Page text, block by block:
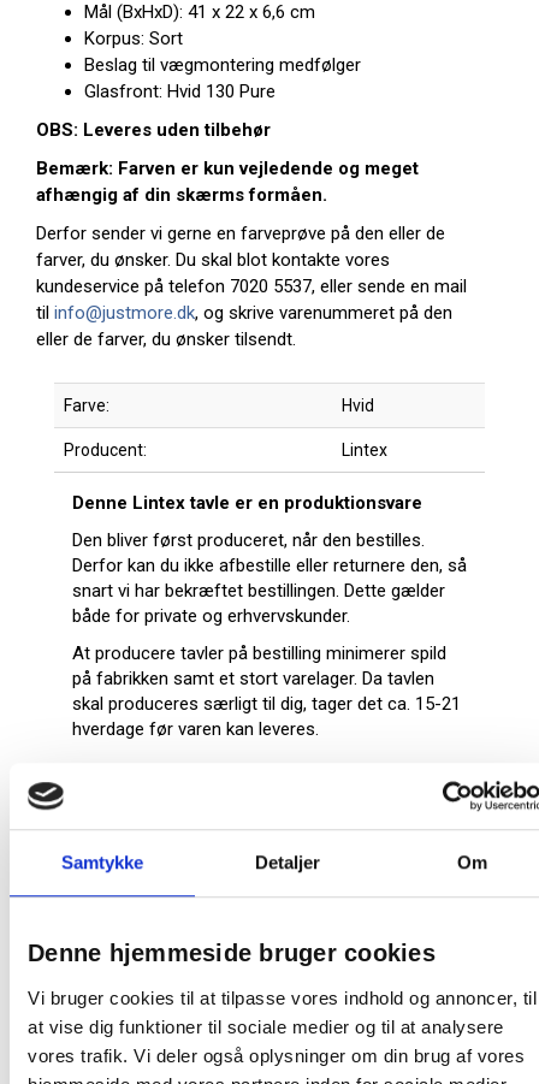
Samtykke Detaljer Om
Denne hjemmeside bruger cookies
Vi bruger cookies til at tilpasse vores indhold og annoncer, til
at vise dig funktioner til sociale medier og til at analysere
vores trafik. Vi deler også oplysninger om din brug af vores
Mål (BxHxD): 41 x 22 x 6,6 cm
Korpus: Sort
Beslag til vægmontering medfølger
Glasfront: Hvid 130 Pure
OBS: Leveres uden tilbehør
Bemærk: Farven er kun vejledende og meget
afhængig af din skærms formåen.
Derfor sender vi gerne en farveprøve på den eller de
farver, du ønsker. Du skal blot kontakte vores
kundeservice på telefon 7020 5537, eller sende en mail
til info@justmore.dk, og skrive varenummeret på den
eller de farver, du ønsker tilsendt.
Farve: Hvid
Producent: Lintex
Denne Lintex tavle er en produktionsvare
Den bliver først produceret, når den bestilles.
Derfor kan du ikke afbestille eller returnere den, så
snart vi har bekræftet bestillingen. Dette gælder
både for private og erhvervskunder.
At producere tavler på bestilling minimerer spild
på fabrikken samt et stort varelager. Da tavlen
skal produceres særligt til dig, tager det ca. 15-21
hverdage før varen kan leveres.
Relaterede produkter